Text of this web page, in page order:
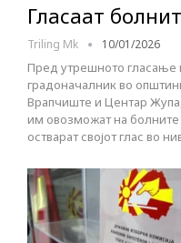
Гласаат
Triling Mk 10/01/2026
Пред утрешното гласање
градоначалник во
Врапчиште и Центар
им овозможат на
остварат својот глас во